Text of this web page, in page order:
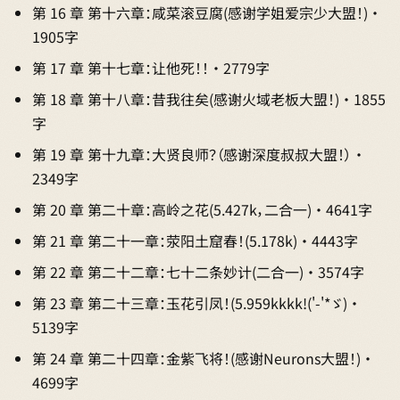
第 16 章 第十六章：咸菜滚豆腐(感谢学姐爱宗少大盟！) ·
1905字
第 17 章 第十七章：让他死！！ · 2779字
第 18 章 第十八章：昔我往矣(感谢火域老板大盟！) · 1855
字
第 19 章 第十九章：大贤良师？（感谢深度叔叔大盟！） ·
2349字
第 20 章 第二十章：高岭之花(5.427k，二合一) · 4641字
第 21 章 第二十一章：荥阳土窟春！(5.178k) · 4443字
第 22 章 第二十二章：七十二条妙计(二合一) · 3574字
第 23 章 第二十三章：玉花引凤！(5.959kkkk!('-'*ゞ) ·
5139字
第 24 章 第二十四章：金紫飞将！(感谢Neurons大盟！) ·
4699字